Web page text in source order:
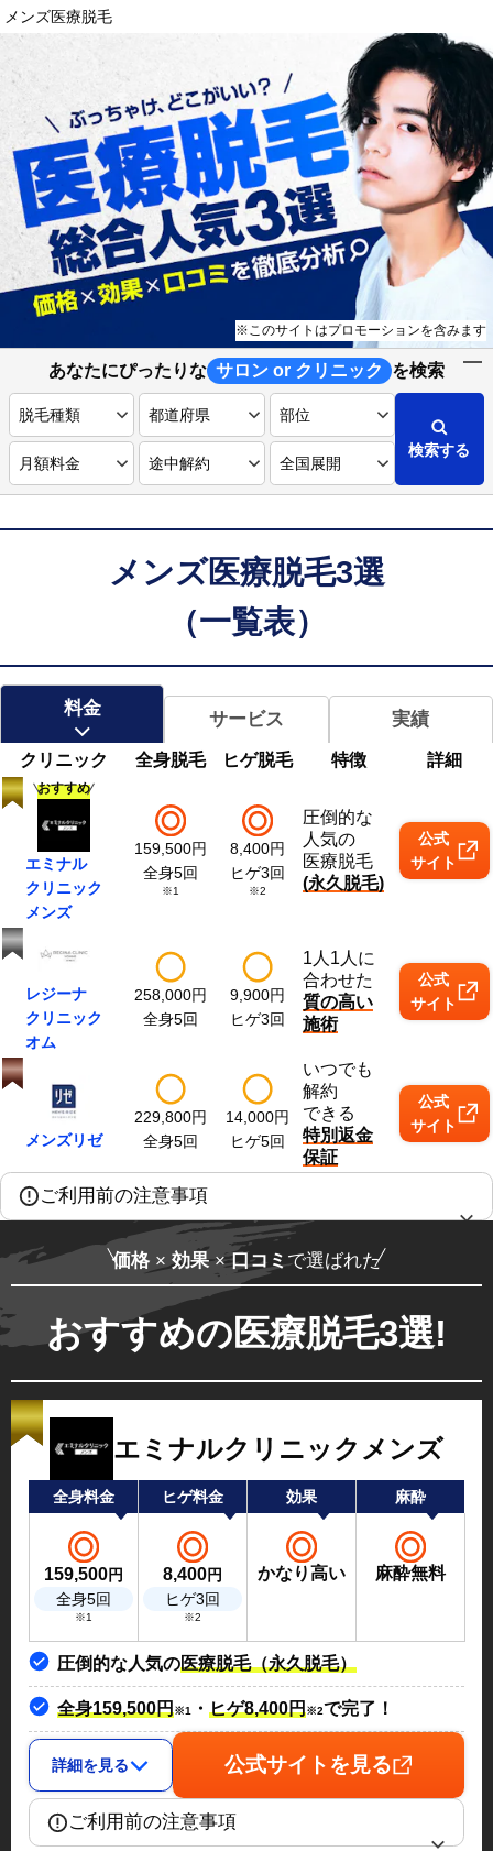
メンズ医療脱毛
※このサイトはプロモーションを含みます
あなたにぴったりな サロン or クリニック を検索
検索する
メンズ医療脱毛3選
（一覧表）
料金
サービス 実績
クリニック 全身脱毛 ヒゲ脱毛 特徴 詳細
おすすめ
エミナル
クリニック
メンズ
159,500円
全身5回
※1
8,400円
ヒゲ3回
※2
圧倒的な
人気の
医療脱毛
(永久脱毛)
公式
サイト
レジーナ
クリニック
オム
258,000円
全身5回
9,900円
ヒゲ3回
1人1人に
合わせた
質の高い
施術
公式
サイト
メンズリゼ
229,800円
全身5回
14,000円
ヒゲ5回
いつでも
解約
できる
特別返金
保証
公式
サイト
ご利用前の注意事項
価格 ×効果×口コミで選ばれた
おすすめの医療脱毛3選!
エミナルクリニックメンズ
全身料金 ヒゲ料金 効果 麻酔
159,500円
全身5回
※1
8,400円
ヒゲ3回
※2
かなり高い 麻酔無料
圧倒的な人気の医療脱毛（永久脱毛）
全身159,500円※1 ・ヒゲ8,400円※2で完了！
詳細を見る 公式サイトを見る
ご利用前の注意事項